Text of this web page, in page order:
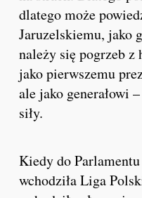
dlatego może
Jaruzelskiemu, jako
należy się pogrzeb z
jako pierwszemu
ale jako generałowi
siły.
Kiedy do
wchodziła Liga